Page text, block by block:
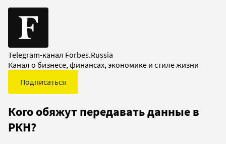
Telegram-канал Forbes.Russia
Канал о бизнесе, финансах, экономике и стиле жизни
Подписаться
Кого обяжут передавать данные в
РКН?